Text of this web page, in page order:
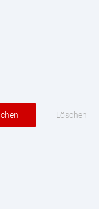
Löschen